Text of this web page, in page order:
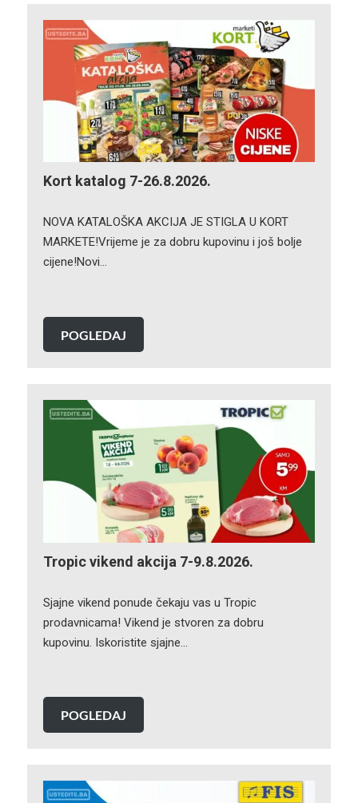
Kort katalog 7-26.8.2026.
NOVA KATALOŠKA AKCIJA JE STIGLA U KORT
MARKETE!Vrijeme je za dobru kupovinu i još bolje
cijene!Novi…
POGLEDAJ
Tropic vikend akcija 7-9.8.2026.
Sjajne vikend ponude čekaju vas u Tropic
prodavnicama! Vikend je stvoren za dobru
kupovinu. Iskoristite sjajne…
POGLEDAJ